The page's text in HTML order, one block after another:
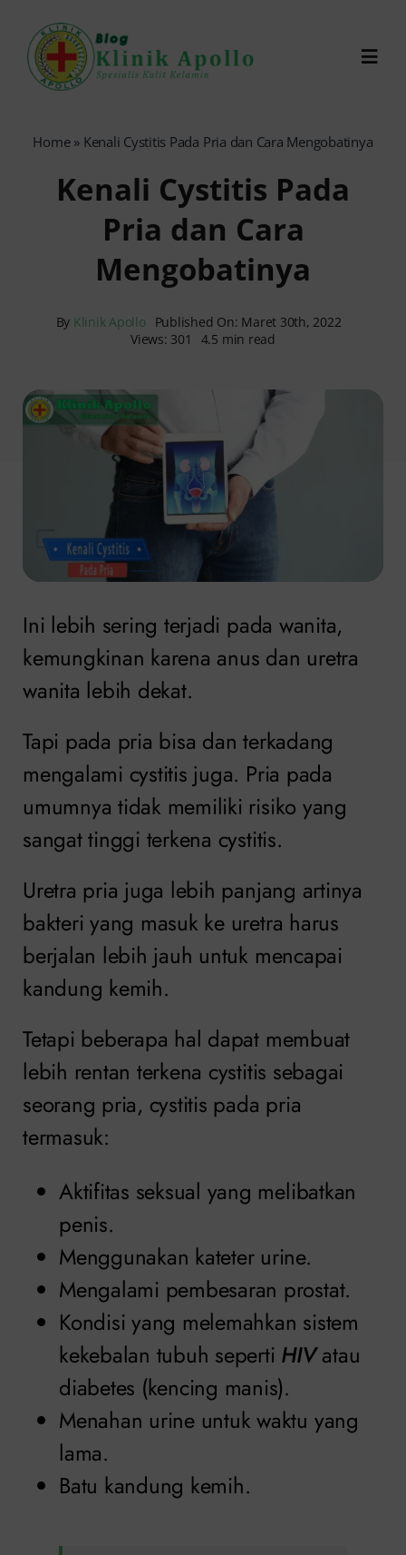
content
0821-1099-9870
Home» Kenali Cystitis Pada Pria dan Cara Mengobatinya
Kenali Cystitis Pada
Pria dan Cara
Mengobatinya
By Klinik Apollo Published On: Maret 30th, 2022
Views: 301
4.5 min read
Ini lebih sering terjadi pada wanita,
kemungkinan karena anus dan uretra
wanita lebih dekat.
Tapi pada pria bisa dan terkadang
mengalami cystitis juga. Pria pada
umumnya tidak memiliki risiko yang
sangat tinggi terkena cystitis.
Uretra pria juga lebih panjang artinya
bakteri yang masuk ke uretra harus
berjalan lebih jauh untuk mencapai
kandung kemih.
Tetapi beberapa hal dapat membuat
lebih rentan terkena cystitis sebagai
seorang pria, cystitis pada pria
termasuk:
Aktifitas seksual yang melibatkan
penis.
Menggunakan kateter urine.
Mengalami pembesaran prostat.
Kondisi yang melemahkan sistem
kekebalan tubuh seperti HIVatau
diabetes (kencing manis).
Menahan urine untuk waktu yang
lama.
Batu kandung kemih.